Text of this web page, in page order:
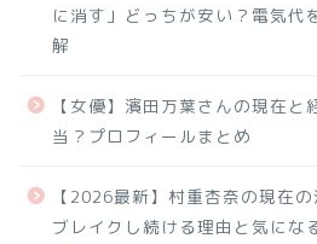
に消す」どっちが安い？電気代
解
【女優】濱田万葉さんの現在
当？プロフィールまとめ
【2026最新】村重杏奈の現在
ブレイクし続ける理由と気にな